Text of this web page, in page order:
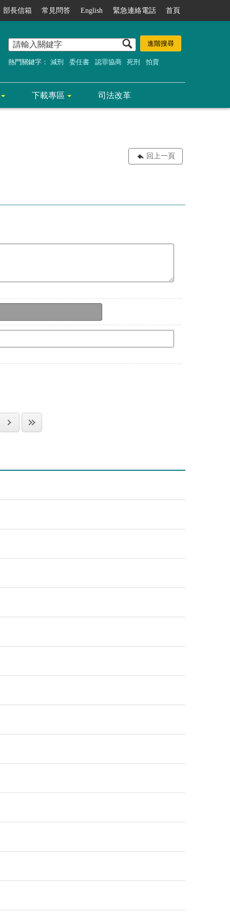
部長信箱 常見問答 English 緊急連絡電話 首頁
熱門關鍵字： 減刑 委任書 認罪協商 死刑 拍賣
下載專區 司法改革
回上一頁